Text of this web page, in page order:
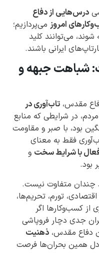
درس‌هایی از دفاع
امروز می‌پردازیم؛
می‌توانند کلید
ایرانی باشند.
شباهت جبهه و
مقدس، تاب‌آوری در
در شرایطی که منابع
بود، با صبر و مقاومت
فقط به معنای
با شرایط سخت و
بود.
چندان متفاوت نیست.
تورم، تحریم‌ها،
از کسب‌وکارها اگر
جدی دچار فروپاشی
دفاع مقدس، ذهنیت
دل همین بحران‌ها فرصت